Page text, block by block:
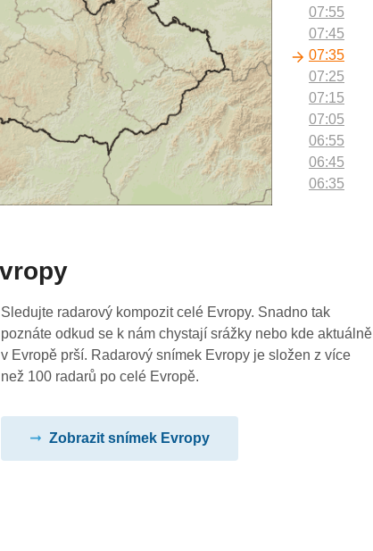
07:55
07:45
07:35
07:25
07:15
07:05
06:55
06:45
06:35
05:35
05:25
05:15
Sledujte radarový kompozit celé Evropy. Snadno tak
poznáte odkud se k nám chystají srážky nebo kde aktuálně
v Evropě prší. Radarový snímek Evropy je složen z více
než 100 radarů po celé Evropě.
Zobrazit snímek Evropy